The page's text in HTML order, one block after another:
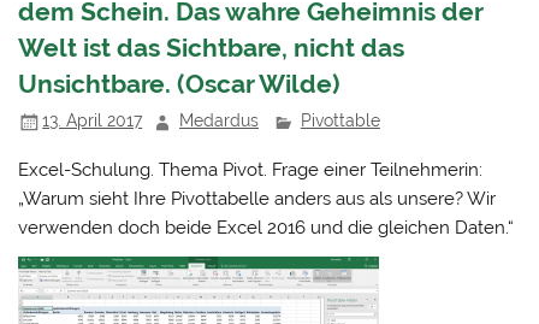
dem Schein. Das wahre Geheimnis der
Welt ist das Sichtbare, nicht das
Unsichtbare. (Oscar Wilde)
13. April 2017 Medardus Pivottable
Excel-Schulung. Thema Pivot. Frage einer Teilnehmerin:
„Warum sieht Ihre Pivottabelle anders aus als unsere? Wir
verwenden doch beide Excel 2016 und die gleichen Daten.“